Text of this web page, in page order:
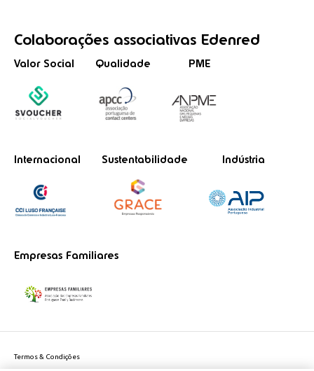
Colaborações associativas Edenred
Valor Social Qualidade PME
Internacional Sustentabilidade Indústria
Empresas Familiares
Termos & Condições